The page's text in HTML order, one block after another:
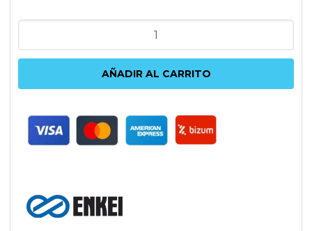
PF01EVO
5X114.3
BLANCO
AÑADIR AL CARRITO